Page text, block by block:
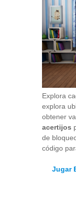
Explora
explora
obtener
acertijos
de
código
Jugar